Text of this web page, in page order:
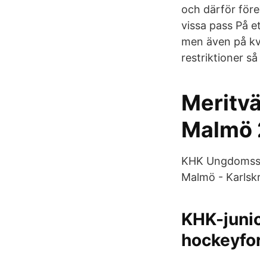
och därför
vissa pass På
men även på
restriktioner
Malmö
KHK
Malmö -
KHK-